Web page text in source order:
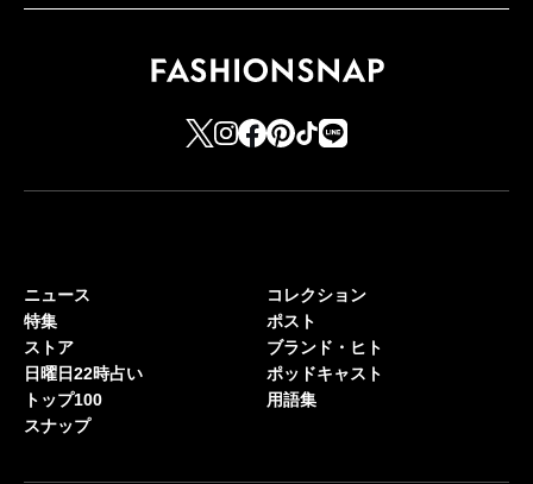
ニュース
特集
ストア
日曜日22時占い
トップ100
スナップ
コレクション
ポスト
ブランド・ヒト
ポッドキャスト
用語集